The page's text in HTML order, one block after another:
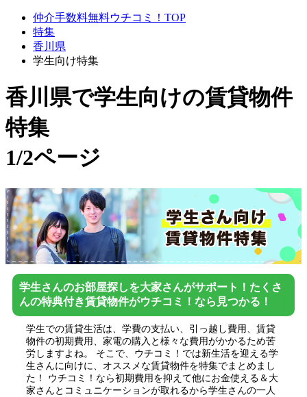
仲介手数料無料ウチコミ！TOP
特集
香川県
学生向け特集
香川県で学生向けの賃貸物件
特集
1/2ページ
学生さんのお部屋探しを大家さんがサポート！たくさ
んの特典付き賃貸物件がウチコミ！なら見つかる！
学生での賃貸生活は、学費の支払い、引っ越し費用、賃貸
物件の初期費用、家電の購入と様々な費用がかかるため苦
労しますよね。 そこで、ウチコミ！では新生活を迎える学
生さんに向けに、オススメな賃貸物件を特集でまとめまし
た！ ウチコミ！なら初期費用を抑えて他にお金使える＆大
家さんとコミュニケーションが取れるから学生さんの一人